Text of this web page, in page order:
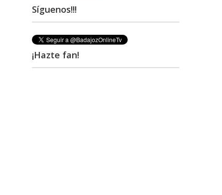
Síguenos!!!
¡Hazte fan!